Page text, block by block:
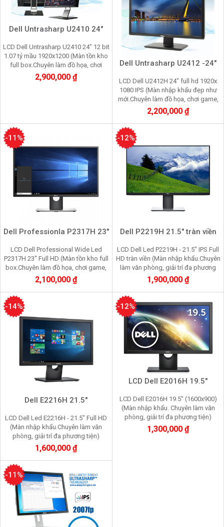
Dell Untrasharp U2410 24"
LCD Dell Untrasharp U2410 24" 12 bit
1.07 tỷ mầu 1920x1200 (Màn tồn kho
full box.Chuyên làm đồ họa, chơi
game, nhìn lâu không mỏi mắt)
2,900,000 ₫
Dell Untrasharp U2412 -24"
LCD Dell U2412H 24" full hd 1920x
1080 IPS (Màn nhập khẩu đẹp như
mới.Chuyên làm đồ họa, chơi game,
nhìn lâu không mỏi mắt
2,200,000 ₫
Dell Professionla P2317H 23"
LCD Dell Professional Wide Led
P2317H 23" Full HD (Màn tồn kho full
box.Chuyên làm đồ họa, chơi game,
nhìn lâu không mỏi mắt)
2,100,000 ₫
-11%
Dell P2219H 21.5" tràn viền
LCD Dell Led P2219H - 21.5" IPS Full
HD tràn viền (Màn nhập khẩu.Chuyên
làm văn phòng, giải trí đa phương
tiện, vẽ đồ họa, chơi game)
1,900,000 ₫
-12%
Dell E2216H 21.5"
LCD Dell Led E2216H - 21.5" Full HD
(Màn nhập khẩu.Chuyên làm văn
phòng, giải trí đa phương tiện)
1,600,000 ₫
-14%
LCD Dell E2016H 19.5"
LCD Dell E2016H 19.5" (1600x900)
(Màn nhập khẩu. Chuyên làm văn
phòng, giải trí đa phương tiện)
1,300,000 ₫
-12%
-11%